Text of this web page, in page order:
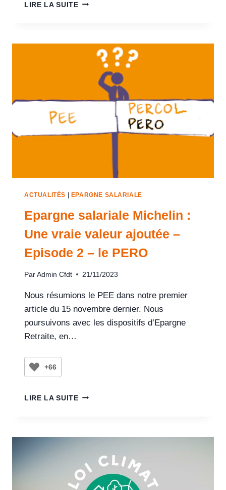
LIRE LA SUITE
ACTUALITÉS EPARGNE SALARIALE
Epargne salariale Michelin :
Une vraie valeur ajoutée –
Episode 2 – le PERO
Par Admin Cfdt 21/11/2023
Nous résumions le PEE dans notre premier
article du 15 novembre dernier. Nous
poursuivons avec les dispositifs d’Epargne
Retraite, en…
+66
LIRE LA SUITE